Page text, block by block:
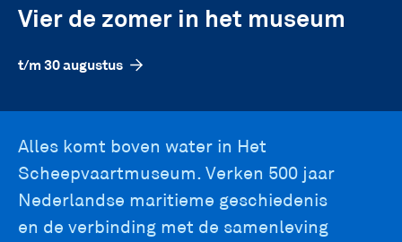
main
navigation
Vier de zomer in het museum
t/m 30 augustus
Alles komt boven water in Het
Scheepvaartmuseum. Verken 500 jaar
Nederlandse maritieme geschiedenis
en de verbinding met de samenleving